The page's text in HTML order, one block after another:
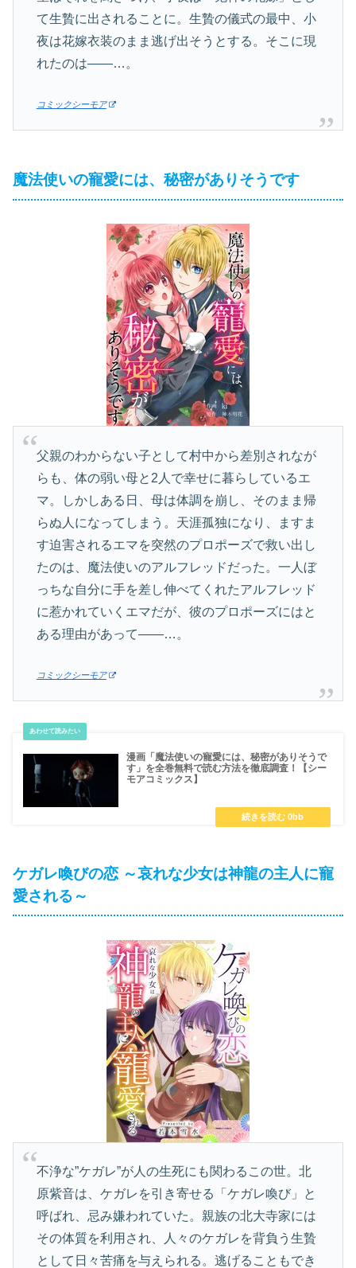
て生贄に出されることに。生贄の儀式の最中、小
夜は花嫁衣装のまま逃げ出そうとする。そこに現
れたのは――…。
コミックシーモア
魔法使いの寵愛には、秘密がありそうです
父親のわからない子として村中から差別されなが
らも、体の弱い母と2人で幸せに暮らしているエ
マ。しかしある日、母は体調を崩し、そのまま帰
らぬ人になってしまう。天涯孤独になり、ますま
す迫害されるエマを突然のプロポーズで救い出し
たのは、魔法使いのアルフレッドだった。一人ぼ
っちな自分に手を差し伸べてくれたアルフレッド
に惹かれていくエマだが、彼のプロポーズにはと
ある理由があって――…。
コミックシーモア
漫画「魔法使いの寵愛には、秘密がありそうで
す」を全巻無料で読む方法を徹底調査！【シー
モアコミックス】
ケガレ喚びの恋 ～哀れな少女は神龍の主人に寵
愛される～
不浄な”ケガレ”が人の生死にも関わるこの世。北
原紫音は、ケガレを引き寄せる「ケガレ喚び」と
呼ばれ、忌み嫌われていた。親族の北大寺家には
その体質を利用され、人々のケガレを背負う生贄
として日々苦痛を与えられる。逃げることもでき